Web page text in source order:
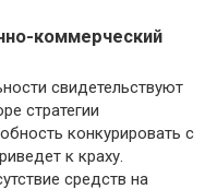
коммерческий
свидетельствуют
стратегии
конкурировать с
к краху.
средств на